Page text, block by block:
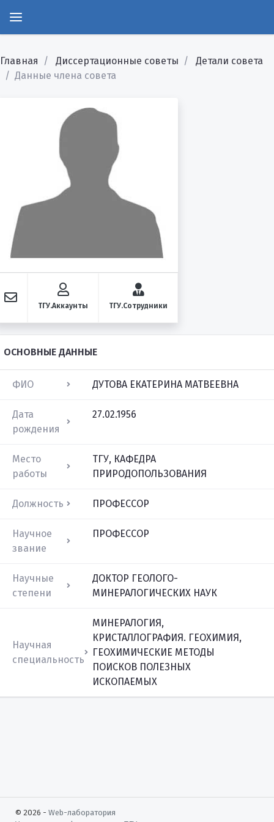
Главная Диссертационные советы
Детали совета
Данные члена совета
ТГУ.Аккаунты ТГУ.Сотрудники
ОСНОВНЫЕ ДАННЫЕ
ФИО ДУТОВА ЕКАТЕРИНА МАТВЕЕВНА
Дата
рождения
27.02.1956
Место
работы
ТГУ, КАФЕДРА
ПРИРОДОПОЛЬЗОВАНИЯ
Должность ПРОФЕССОР
Научное
звание
ПРОФЕССОР
Научные
степени
ДОКТОР ГЕОЛОГО-
МИНЕРАЛОГИЧЕСКИХ НАУК
Научная
специальность
МИНЕРАЛОГИЯ,
КРИСТАЛЛОГРАФИЯ. ГЕОХИМИЯ,
ГЕОХИМИЧЕСКИЕ МЕТОДЫ
ПОИСКОВ ПОЛЕЗНЫХ
ИСКОПАЕМЫХ
© 2026 - Web-лаборатория